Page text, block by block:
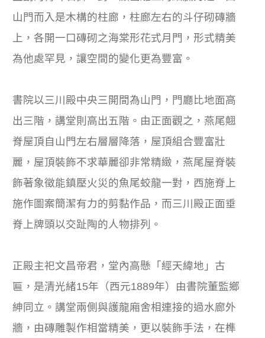
山門而入是木構的柱廊，柱廊左右的斗仔砌磚牆
上，各開一口磚砌之海棠形花式月門，形式精美
為他處罕見，讓空間的變化更為豐富。
書院以三川殿中央三開間為山門，門廳比地面高
出三階，講堂則高出五階。由正面觀之，燕尾翹
脊屋頂自山門左右層層降落，屋頂組合豐富壯
麗，屋頂裝飾不求華麗卻非常精緻，燕尾屋脊裝
飾著象徵能鎮壓火災的魚尾蛟龍一對，西施脊上
施作圖案簡潔有力的剪黏作品，而三川殿正面垂
脊上牌頭以交趾陶的人物排列。
正殿主祀文昌帝君，堂內高懸「經天緯地」古
匾，是清光緒15年（西元1889年）由書院董監鄉
紳同立。講堂兩側與護龍廂舍相連接的過水廊外
牆，由磚雕製作相當精美，更以裝飾手法，在榫